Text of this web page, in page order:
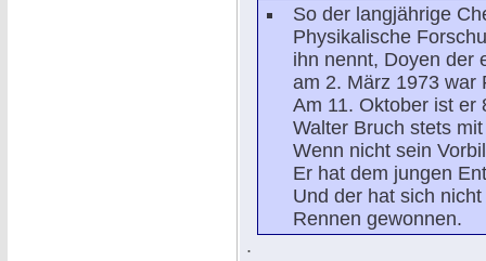
So der langjährige
Physikalische
ihn nennt, Doyen der
am 2. März 1973 war
Am 11. Oktober ist er
Walter Bruch stets
Wenn nicht sein
Er hat dem jungen
Und der hat sich
Rennen gewonnen.
.